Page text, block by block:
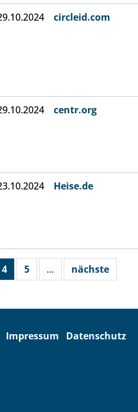
circleid.com
centr.org
Heise.de
4 5 … nächste
Impressum Datenschutz